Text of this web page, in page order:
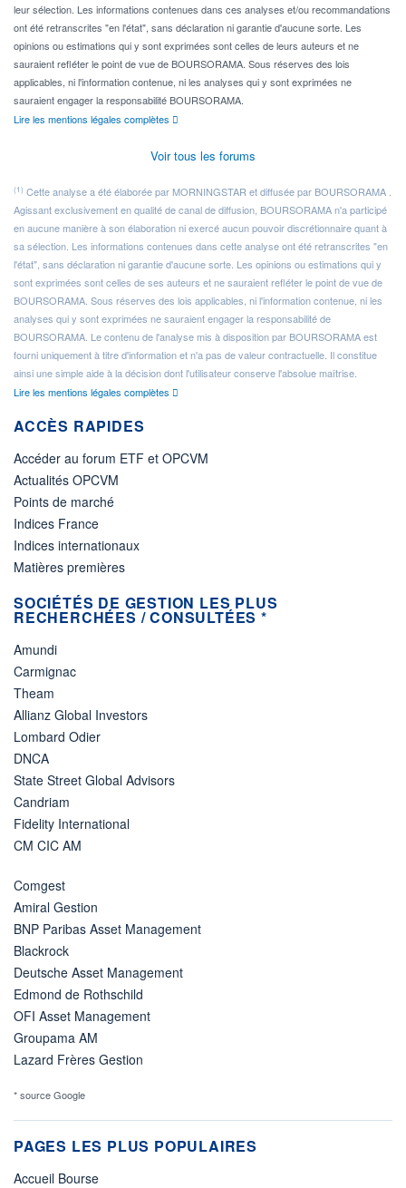
leur sélection. Les informations contenues dans ces analyses et/ou recommandations
ont été retranscrites "en l'état", sans déclaration ni garantie d'aucune sorte. Les
opinions ou estimations qui y sont exprimées sont celles de leurs auteurs et ne
sauraient refléter le point de vue de BOURSORAMA. Sous réserves des lois
applicables, ni l'information contenue, ni les analyses qui y sont exprimées ne
sauraient engager la responsabilité BOURSORAMA.
Lire les mentions légales complètes
Voir tous les forums
(1) Cette analyse a été élaborée par MORNINGSTAR et diffusée par BOURSORAMA .
Agissant exclusivement en qualité de canal de diffusion, BOURSORAMA n'a participé
en aucune manière à son élaboration ni exercé aucun pouvoir discrétionnaire quant à
sa sélection. Les informations contenues dans cette analyse ont été retranscrites "en
l'état", sans déclaration ni garantie d'aucune sorte. Les opinions ou estimations qui y
sont exprimées sont celles de ses auteurs et ne sauraient refléter le point de vue de
BOURSORAMA. Sous réserves des lois applicables, ni l'information contenue, ni les
analyses qui y sont exprimées ne sauraient engager la responsabilité de
BOURSORAMA. Le contenu de l'analyse mis à disposition par BOURSORAMA est
fourni uniquement à titre d'information et n'a pas de valeur contractuelle. Il constitue
ainsi une simple aide à la décision dont l'utilisateur conserve l'absolue maîtrise.
Lire les mentions légales complètes
ACCÈS RAPIDES
Accéder au forum ETF et OPCVM
Actualités OPCVM
Points de marché
Indices France
Indices internationaux
Matières premières
SOCIÉTÉS DE GESTION LES PLUS
RECHERCHÉES / CONSULTÉES *
Amundi
Carmignac
Theam
Allianz Global Investors
Lombard Odier
DNCA
State Street Global Advisors
Candriam
Fidelity International
CM CIC AM
Comgest
Amiral Gestion
BNP Paribas Asset Management
Blackrock
Deutsche Asset Management
Edmond de Rothschild
OFI Asset Management
Groupama AM
Lazard Frères Gestion
* source Google
PAGES LES PLUS POPULAIRES
Accueil Bourse